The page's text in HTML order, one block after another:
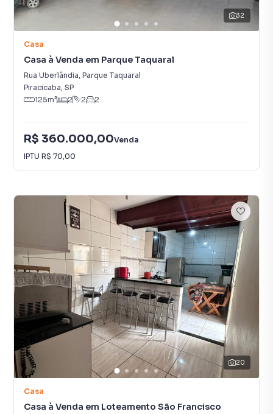
32
Casa
Casa à Venda em Parque Taquaral
Rua Uberlândia, Parque Taquaral
Piracicaba, SP
125m² 2 2 2
R$ 360.000,00Venda
IPTU R$ 70,00
20
Casa
Casa à Venda em Loteamento São Francisco